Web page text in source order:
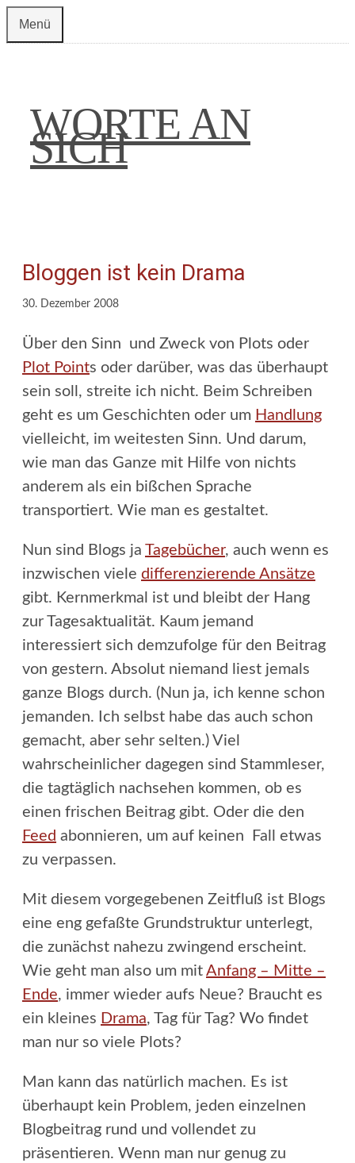
Zum
Inhalt
Menü
WORTE AN
SICH
Bloggen ist kein Drama
30. Dezember 2008
Über den Sinn und Zweck von Plots oder
Plot Points oder darüber, was das überhaupt
sein soll, streite ich nicht. Beim Schreiben
geht es um Geschichten oder um Handlung
vielleicht, im weitesten Sinn. Und darum,
wie man das Ganze mit Hilfe von nichts
anderem als ein bißchen Sprache
transportiert. Wie man es gestaltet.
Nun sind Blogs ja Tagebücher, auch wenn es
inzwischen viele differenzierende Ansätze
gibt. Kernmerkmal ist und bleibt der Hang
zur Tagesaktualität. Kaum jemand
interessiert sich demzufolge für den Beitrag
von gestern. Absolut niemand liest jemals
ganze Blogs durch. (Nun ja, ich kenne schon
jemanden. Ich selbst habe das auch schon
gemacht, aber sehr selten.) Viel
wahrscheinlicher dagegen sind Stammleser,
die tagtäglich nachsehen kommen, ob es
einen frischen Beitrag gibt. Oder die den
Feed abonnieren, um auf keinen Fall etwas
zu verpassen.
Mit diesem vorgegebenen Zeitfluß ist Blogs
eine eng gefaßte Grundstruktur unterlegt,
die zunächst nahezu zwingend erscheint.
Wie geht man also um mit Anfang – Mitte –
Ende, immer wieder aufs Neue? Braucht es
ein kleines Drama, Tag für Tag? Wo findet
man nur so viele Plots?
Man kann das natürlich machen. Es ist
überhaupt kein Problem, jeden einzelnen
Blogbeitrag rund und vollendet zu
präsentieren. Wenn man nur genug zu